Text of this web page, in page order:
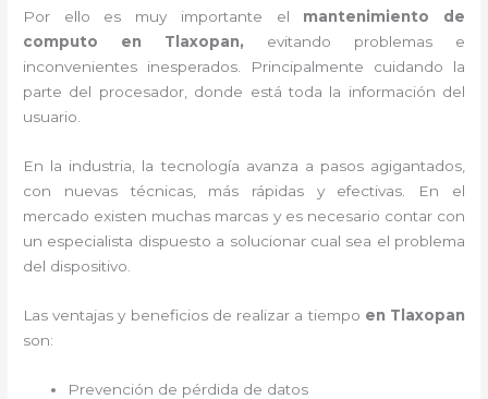
Por ello es muy importante el mantenimiento de
computo en Tlaxopan, evitando problemas e
inconvenientes inesperados. Principalmente cuidando la
parte del procesador, donde está toda la información del
usuario.
En la industria, la tecnología avanza a pasos agigantados,
con nuevas técnicas, más rápidas y efectivas . En el
mercado existen muchas marcas y es necesario contar con
un especialista dispuesto a solucionar cual sea el problema
del dispositivo.
Las ventajas y beneficios de realizar a tiempo en Tlaxopan
son:
Prevención de pérdida de datos